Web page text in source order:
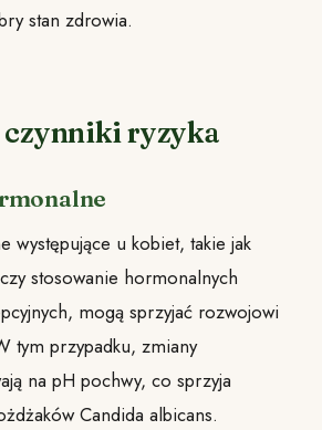
stan zdrowia.
czynniki ryzyka
występujące u kobiet, takie jak
stosowanie hormonalnych
mogą sprzyjać rozwojowi
tym przypadku, zmiany
na pH pochwy, co sprzyja
Candida albicans.